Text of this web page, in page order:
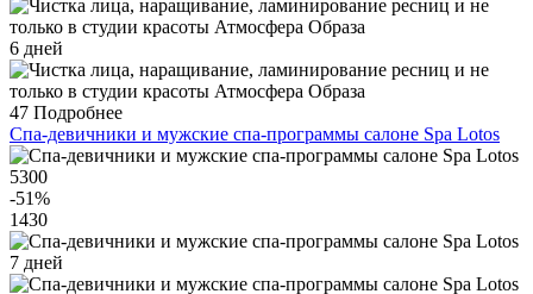
6 дней
47 Подробнее
Спа-девичники и мужские спа-программы салоне Spa Lotos
5300
-51%
1430
7 дней